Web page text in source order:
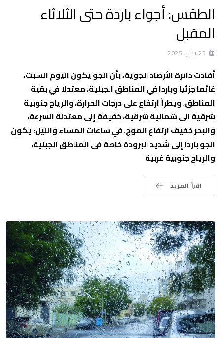
الطقس: أجواء باردة حتى الثلاثاء
المقبل
25 يناير، 2025
أفادت دائرة الأرصاد الجوية، بأن الجو يكون اليوم السبت،
غائما جزئيا وباردا في المناطق الجبلية، معتدلا في بقية
المناطق، ويطرأ ارتفاع على درجات الحرارة، والرياح جنوبية
شرقية الى شمالية شرقية، خفيفة إلى معتدلة السرعة،
والبحر خفيف ارتفاع الموج. في ساعات المساء والليل: يكون
الجو باردا إلى شديد البرودة خاصة في المناطق الجبلية،
والرياح جنوبية غربية
اقرأ المزيد